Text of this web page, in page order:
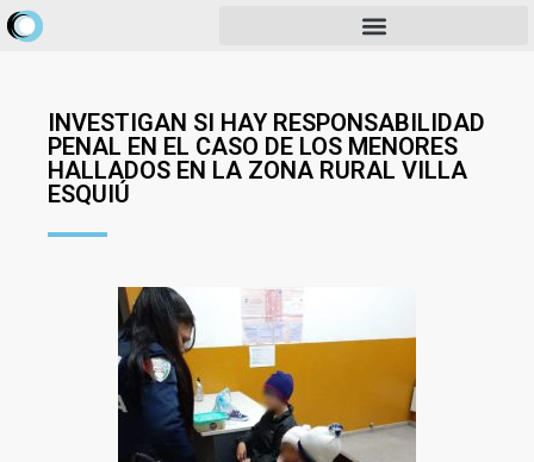
INVESTIGAN SI HAY RESPONSABILIDAD
PENAL EN EL CASO DE LOS MENORES
HALLADOS EN LA ZONA RURAL VILLA
ESQUIÚ